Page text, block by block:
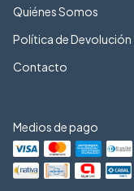
Quiénes Somos
Política de Devolución
Contacto
Medios de pago